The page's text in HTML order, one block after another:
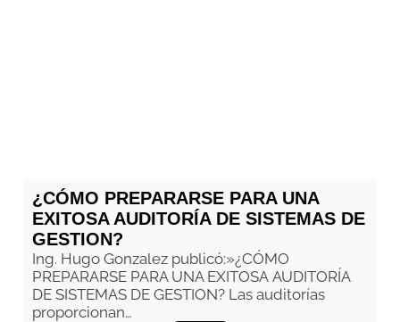
¿CÓMO PREPARARSE PARA UNA
EXITOSA AUDITORÍA DE SISTEMAS DE
GESTION?
Ing. Hugo Gonzalez publicó:»¿CÓMO
PREPARARSE PARA UNA EXITOSA AUDITORÍA
DE SISTEMAS DE GESTION? Las auditorías
proporcionan…